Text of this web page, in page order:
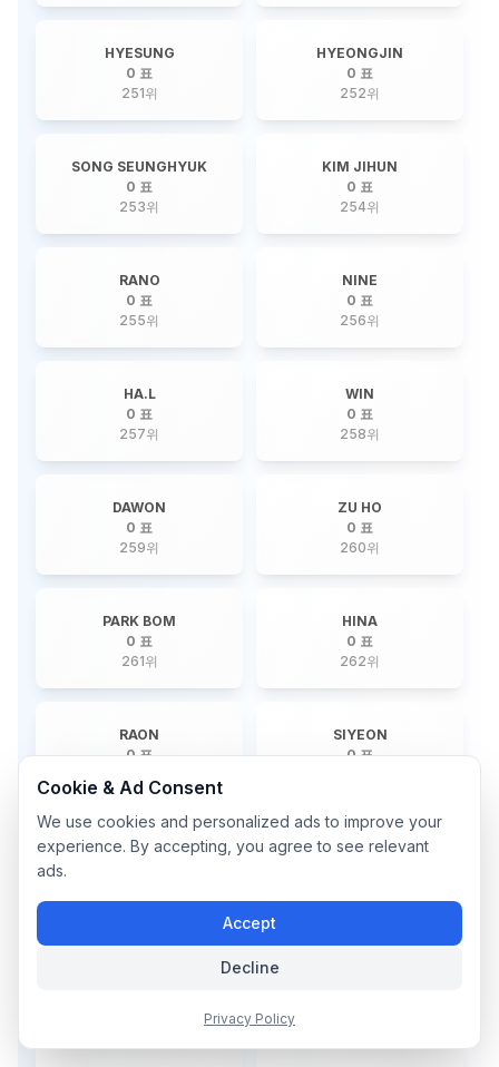
HYESUNG
0 표
251위
HYEONGJIN
0 표
252위
SONG SEUNGHYUK
0 표
253위
KIM JIHUN
0 표
254위
RANO
0 표
255위
NINE
0 표
256위
HA.L
0 표
257위
WIN
0 표
258위
DAWON
0 표
259위
ZU HO
0 표
260위
PARK BOM
0 표
261위
HINA
0 표
262위
RAON
0 표
SIYEON
0 표
SEULGI
SUNGCHAN
Cookie & Ad Consent
We use cookies and personalized ads to improve your
experience. By accepting, you agree to see relevant
ads.
Accept
Decline
Privacy Policy